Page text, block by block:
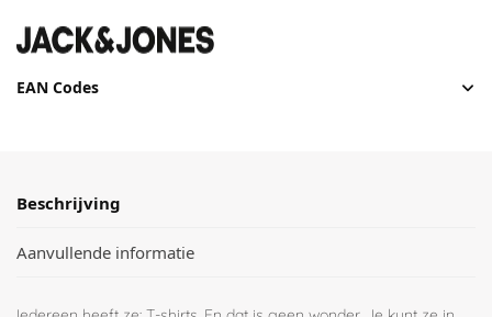
EAN Codes
Beschrijving
Aanvullende informatie